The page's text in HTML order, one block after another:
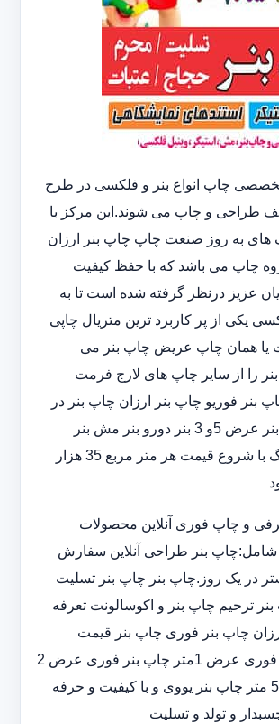
چاپ انواع بنر و فلکسی در طرح
طراحی و چاپ می شوند.این مرکز با
های به روز صنعت چاپ چاپ بنر ارزان
چاپ می باشد که با حفظ کیفیت
عزیز درنظر گرفته شده است تا به
یکی از پر کاربرد ترین متریال چاپی
یا همان چاپ عریض چاپ بنر می
را از سایر چاپ های لارج فرمت
بنر فوریو چاپ بنر ارزان چاپ بنر در
خانه در انواع چاپ بنر عرض 5و 3 بنر دورو بنر مش بنر
سولیت و بنر شبرنگ با شروع قیمت هر متر مربع 35 هزار
و چاپ فوری آنلاین محصولات
شامل:چاپ بنر طراحی آنلاین سفارش
در یک روز.چاپ بنر چاپ بنر تسلیت
ترحیم چاپ بنر و اکوسالونت تعرفه
چاپ بنر فوری چاپ بنر قیمت
طراحی و چاپ بنر فوری عرض 1متر چاپ بنر فوری عرض 2
متر 3 متر 4 متر و 5 متر چاپ بنر یووی و با کیفیت و حرفه
و تولد و تسلیت